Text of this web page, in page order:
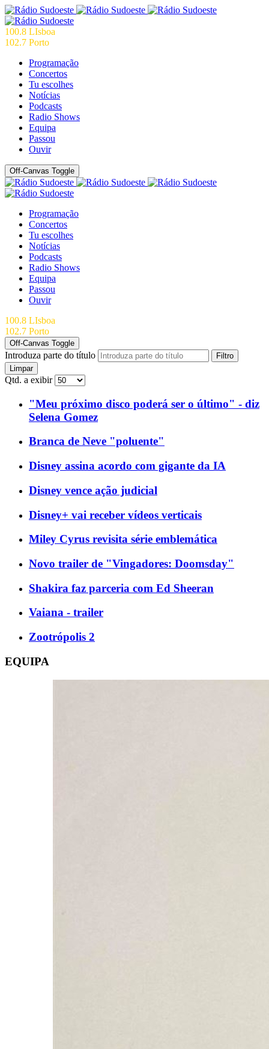
100.8 LIsboa
102.7 Porto
Programação
Concertos
Tu escolhes
Notícias
Podcasts
Radio Shows
Equipa
Passou
Ouvir
Off-Canvas Toggle
Programação
Concertos
Tu escolhes
Notícias
Podcasts
Radio Shows
Equipa
Passou
Ouvir
100.8 LIsboa
102.7 Porto
Off-Canvas Toggle
Introduza parte do título
Filtro
Limpar
Qtd. a exibir
"Meu próximo disco poderá ser o último" - diz
Selena Gomez
Branca de Neve "poluente"
Disney assina acordo com gigante da IA
Disney vence ação judicial
Disney+ vai receber vídeos verticais
Miley Cyrus revisita série emblemática
Novo trailer de "Vingadores: Doomsday"
Shakira faz parceria com Ed Sheeran
Vaiana - trailer
Zootrópolis 2
EQUIPA